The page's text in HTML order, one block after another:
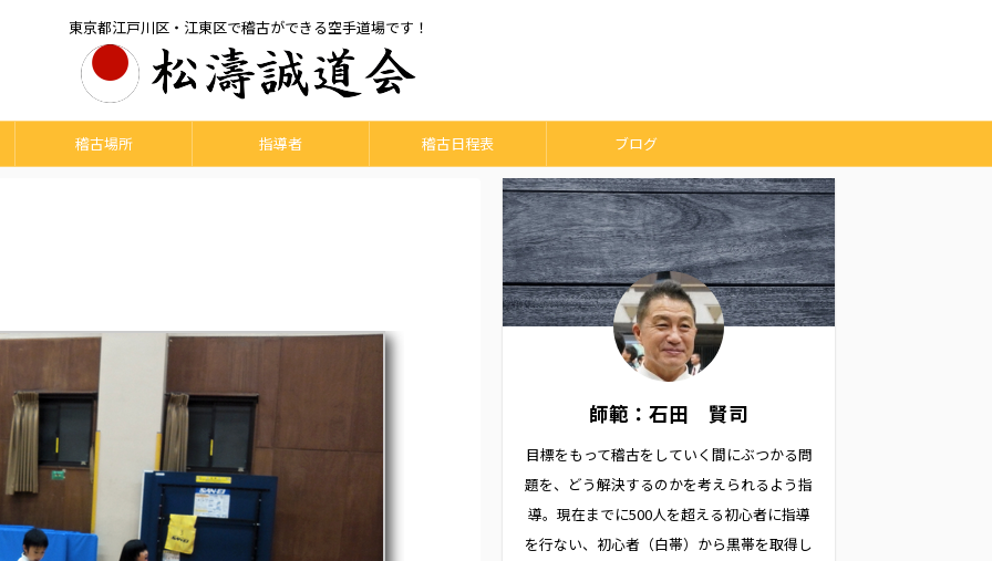
東京都江戸川区・江東区で稽古ができる空手道場です！
稽古場所 指導者 稽古日程表 ブログ
師範：石田 賢司
目標をもって稽古をしていく間にぶつかる問
題を、どう解決するのかを考えられるよう指
導。現在までに500人を超える初心者に指導
を行ない、初心者（白帯）から黒帯を取得し